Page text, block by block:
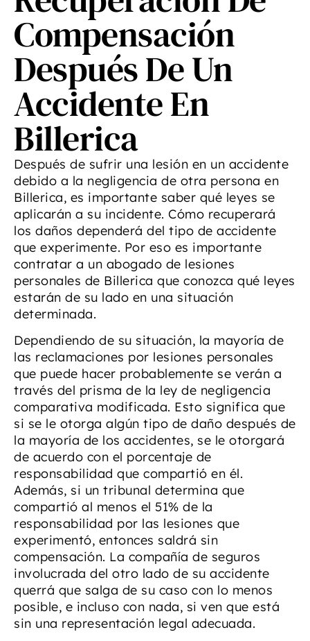
Compensación
Después De Un
Accidente En
Billerica
Después de sufrir una lesión en un accidente
debido a la negligencia de otra persona en
Billerica, es importante saber qué leyes se
aplicarán a su incidente. Cómo recuperará
los daños dependerá del tipo de accidente
que experimente. Por eso es importante
contratar a un abogado de lesiones
personales de Billerica que conozca qué leyes
estarán de su lado en una situación
determinada.
Dependiendo de su situación, la mayoría de
las reclamaciones por lesiones personales
que puede hacer probablemente se verán a
través del prisma de la ley de negligencia
comparativa modificada. Esto significa que
si se le otorga algún tipo de daño después de
la mayoría de los accidentes, se le otorgará
de acuerdo con el porcentaje de
responsabilidad que compartió en él.
Además, si un tribunal determina que
compartió al menos el 51% de la
responsabilidad por las lesiones que
experimentó, entonces saldrá sin
compensación. La compañía de seguros
involucrada del otro lado de su accidente
querrá que salga de su caso con lo menos
posible, e incluso con nada, si ven que está
sin una representación legal adecuada.